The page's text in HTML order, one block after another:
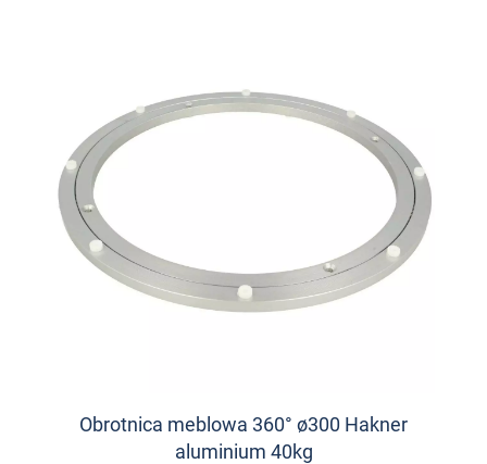
Obrotnica meblowa 360° ø300 Hakner
aluminium 40kg